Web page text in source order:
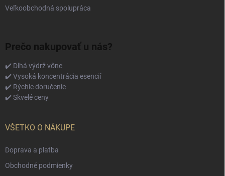
Veľkoobchodná spolupráca
Prečo nakupovať u nás?
✔️ Dlhá výdrž vône
✔️ Vysoká koncentrácia esencií
✔️ Rýchle doručenie
✔️ Skvelé ceny
VŠETKO O NÁKUPE
Doprava a platba
Obchodné podmienky